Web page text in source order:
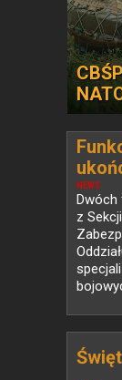
NEWS
Dwóch
z